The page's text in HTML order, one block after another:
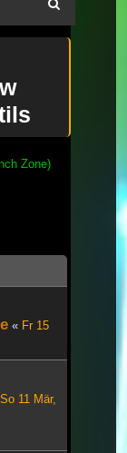
Zone)
« Fr 15
So 11 Mär,